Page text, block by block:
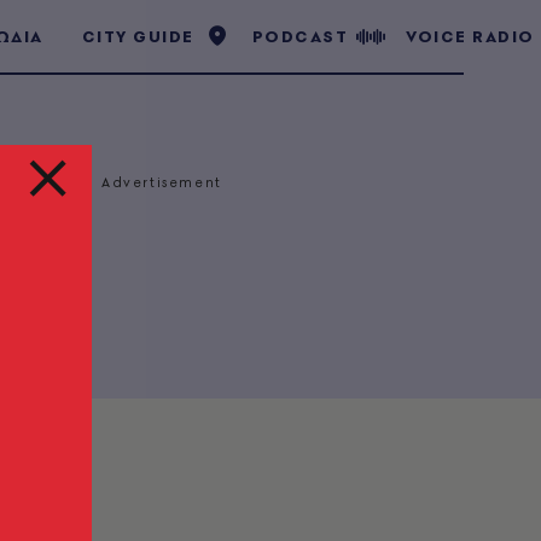
CITY GUIDE PODCAST VOICE RADIO